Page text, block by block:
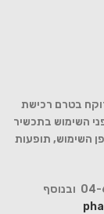
בטרם רכישת
השימוש בתכשיר
השימוש, תופעות
להתייעצות עם רוקח פנה למספר טלפון.04-6669192 ובנוסף